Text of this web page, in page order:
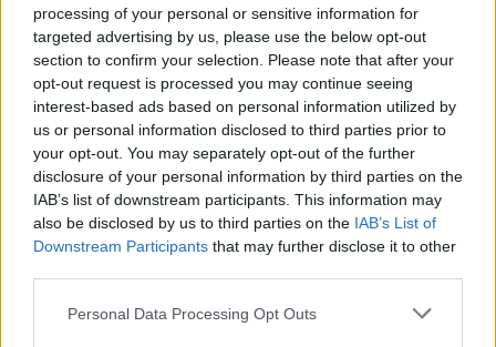
processing of your personal or sensitive information for
targeted advertising by us, please use the below opt-out
section to confirm your selection. Please note that after your
opt-out request is processed you may continue seeing
interest-based ads based on personal information utilized by
us or personal information disclosed to third parties prior to
your opt-out. You may separately opt-out of the further
disclosure of your personal information by third parties on the
IAB’s list of downstream participants. This information may
also be disclosed by us to third parties on the IAB’s List of
Downstream Participants that may further disclose it to other
Please note that this website/app uses one or more Google
Personal Data Processing Opt Outs
Παιδείας και Υγείας
Από την Τετάρτη 5/1 ως σήμερα
δόθηκαν περισσότερα από 6,7 εκ. τεστ
στο 87,4% των δικαιούχων μαθητών και
εκπαιδευτικών. Είχαμε τη μεγαλύτερη
προσέλευση από ποτέ και ευχαριστούμε
θερμά την εκπαιδευτική κοινότητα για
τη μαζική ανταπόκριση στο νέο
υψηλής ζήτησης σε φαρμακεία, έγιναν